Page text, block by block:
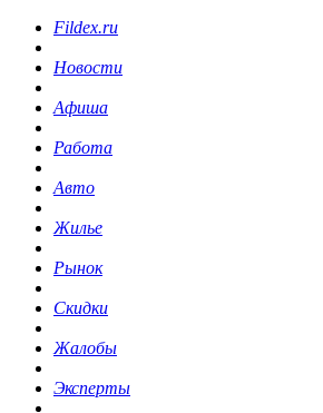
Fildex.ru
Новости
Афиша
Работа
Авто
Жилье
Рынок
Скидки
Жалобы
Эксперты